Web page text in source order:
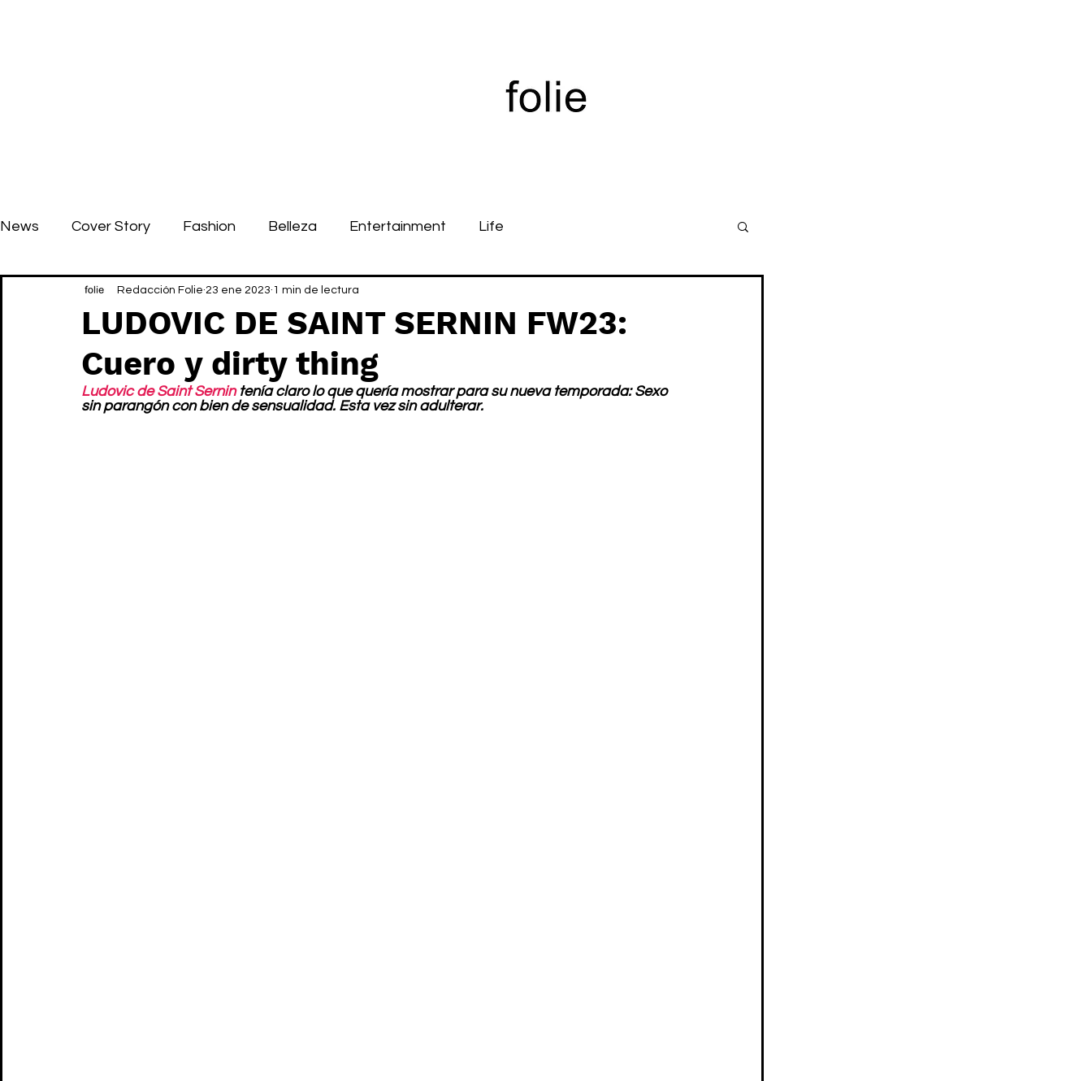
News Cover Story Fashion Belleza Entertainment Life
LUDOVIC DE SAINT SERNIN FW23:
Cuero y dirty thing
Redacción Folie 23 ene 2023 1 min de lectura
Ludovic de Saint Sernin tenía claro lo que quería mostrar para su nueva temporada: Sexo
sin parangón con bien de sensualidad. Esta vez sin adulterar.